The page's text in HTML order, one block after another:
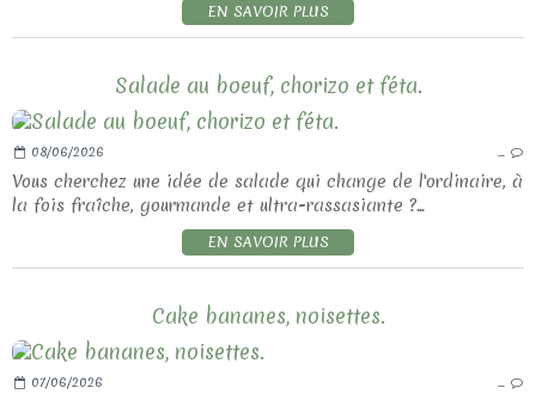
EN SAVOIR PLUS
Salade au boeuf, chorizo et féta.
08/06/2026 …
Vous cherchez une idée de salade qui change de l'ordinaire, à
la fois fraîche, gourmande et ultra-rassasiante ?...
EN SAVOIR PLUS
Cake bananes, noisettes.
07/06/2026 …